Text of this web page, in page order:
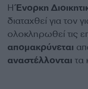
ΗΈνορκη
διαταχθεί για τον
ολοκληρωθεί τις
απομακρύνεται
αναστέλλονται τα